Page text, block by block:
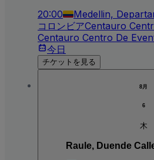
20:00
Medellin,
コロンビアCentauro
Centauro Centro De
今日
チケットを見る
8月
6
木
Raule, Duende